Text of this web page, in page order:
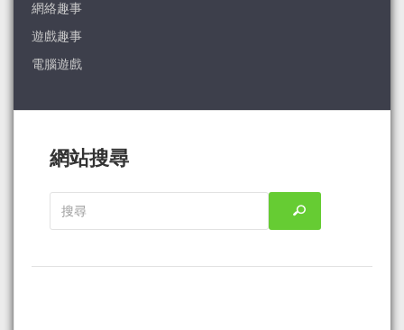
網絡趣事
遊戲趣事
電腦遊戲
網站搜尋